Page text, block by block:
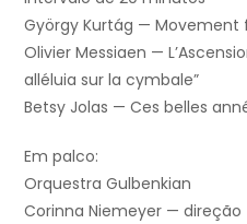
György Kurtág — Movement
Olivier Messiaen —
alléluia sur la cymbale”
Betsy Jolas — Ces belles
Em palco:
Orquestra Gulbenkian
Corinna Niemeyer — direção